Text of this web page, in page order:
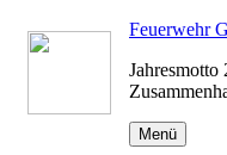
Zum
Inhalt
Feuerwehr
Menü